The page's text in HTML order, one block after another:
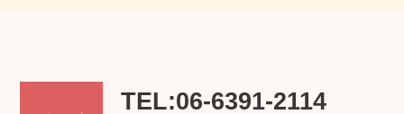
TEL:06-6391-2114